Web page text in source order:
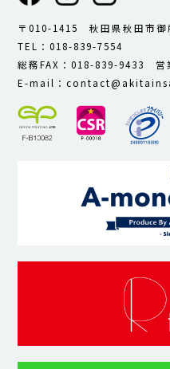
〒010-1415 秋田県秋田市御
TEL：018-839-7554
総務FAX：018-839-9433 営
E-mail：